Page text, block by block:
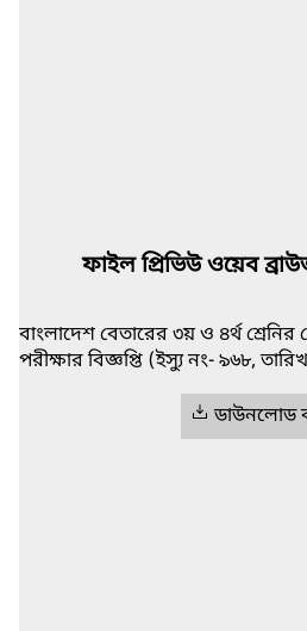
ফাইল প্রিভিউ ওয়েব
বাংলাদেশ বেতারের ৩য় ও ৪র্থ
পরীক্ষার বিজ্ঞপ্তি (ইস্যু নং- ৯৬৮,
ডাউনলোড